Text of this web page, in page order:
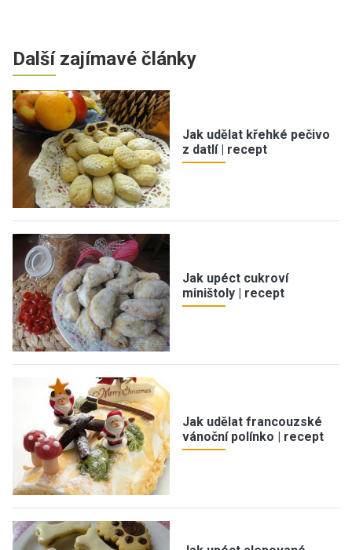
Další zajímavé články
Jak udělat křehké pečivo
z datlí | recept
Jak upéct cukroví
miništoly | recept
Jak udělat francouzské
vánoční polínko | recept